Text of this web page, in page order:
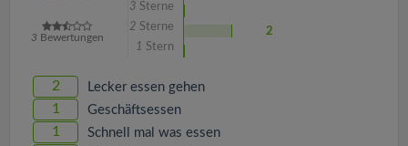
3 Bewertungen
3 Sterne
2 Sterne
2
1 Stern
2 Lecker essen gehen
1 Geschäftsessen
1 Schnell mal was essen